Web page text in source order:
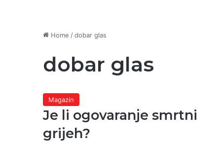
Home /dobar glas
dobar glas
Magazin
Je li ogovaranje smrtni
grijeh?